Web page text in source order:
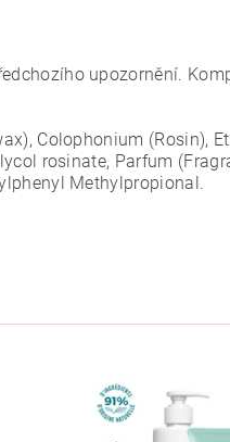
upozornění.
Colophonium (Rosin),
rosinate, Parfum
Methylpropional.